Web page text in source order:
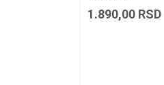
1.890,00 RSD